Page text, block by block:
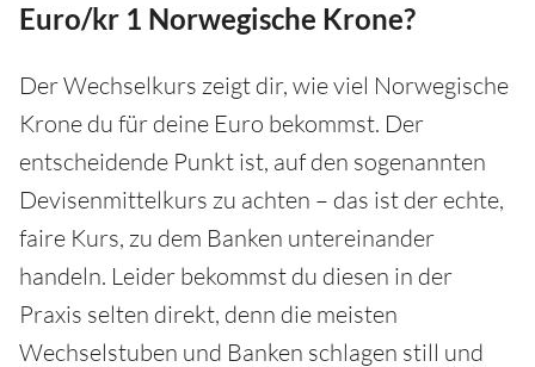
Euro/kr 1 Norwegische Krone?
Der Wechselkurs zeigt dir, wie viel Norwegische
Krone du für deine Euro bekommst. Der
entscheidende Punkt ist, auf den sogenannten
Devisenmittelkurs zu achten – das ist der echte,
faire Kurs, zu dem Banken untereinander
handeln. Leider bekommst du diesen in der
Praxis selten direkt, denn die meisten
Wechselstuben und Banken schlagen still und